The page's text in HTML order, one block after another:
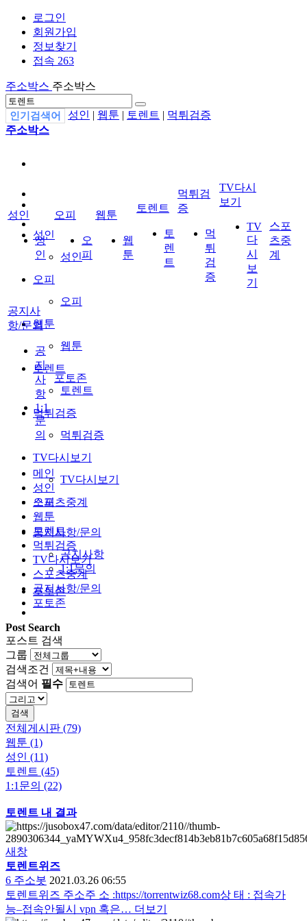
로그인
회원가입
정보찾기
접속 263
주소박스 주소박스
인기검색어 성인 | 웹툰 | 토렌트 | 먹튀검증
주소박스
성인
성인
오피
오피
웹툰
웹툰
토렌트
토렌트
먹튀검증
먹튀검증
TV다시보기
TV다시보기
스포츠중계
공지사항/문의
공지사항
1:1문의
포토존
성인
성
인
오피
오
피
웹툰
웹
툰
토렌트
토
렌
트
먹튀검
증
먹
튀
검
증
TV다시
보기
TV
다
시
보
기
스포
츠중
계
공지사
항/문의
공
지
사
항
1:1
문
의
포토존
메인
성인
오피
웹툰
토렌트
먹튀검증
TV다시보기
스포츠중계
공지사항/문의
포토존
Post Search
포스트 검색
그룹
검색조건
검색어 필수
검색
전체게시판 (79)
웹툰 (1)
성인 (11)
토렌트 (45)
1:1문의 (22)
토렌트 내 결과
새창
토렌트위즈
6 주소봇 2021.03.26 06:55
토렌트위즈 주소주 소 :https://torrentwiz68.com상 태 : 접속가
능–접속안될시 vpn 혹은… 더보기